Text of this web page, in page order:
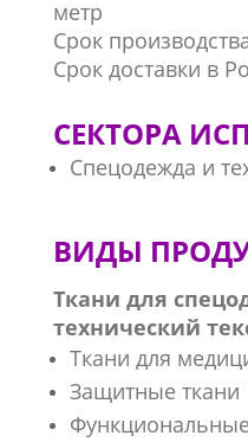
метр
Срок
Срок доставки в
СЕКТОРА
Спецодежда и
ВИДЫ
Ткани для
технический
Ткани для
Защитные ткани